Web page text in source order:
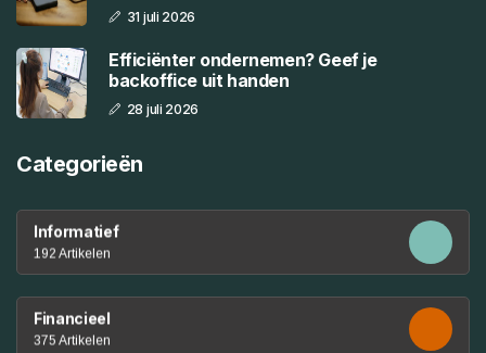
31 juli 2026
Efficiënter ondernemen? Geef je
backoffice uit handen
28 juli 2026
Categorieën
Informatief
192 Artikelen
Financieel
375 Artikelen